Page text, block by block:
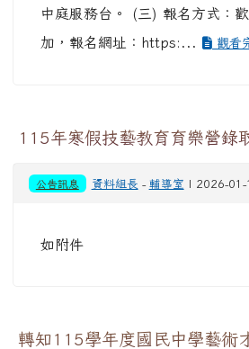
中庭服務台。 (三) 報名方式：
加，報名網址：https:...
觀看
115年寒假技藝教育育樂營錄
公告訊息 資料組長 - 輔導室 | 2026-01-
如附件
轉知115學年度國民中學藝術